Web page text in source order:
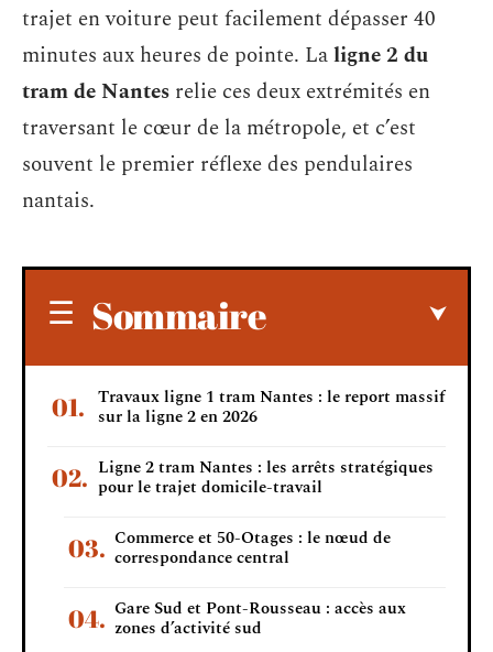
trajet en voiture peut facilement dépasser 40
minutes aux heures de pointe. Laligne 2 du
tram de Nantes relie ces deux extrémités en
traversant le cœur de la métropole, et c’est
souvent le premier réflexe des pendulaires
nantais.
Sommaire
Travaux ligne 1 tram Nantes : le report massif
sur la ligne 2 en 2026
Ligne 2 tram Nantes : les arrêts stratégiques
pour le trajet domicile-travail
Commerce et 50-Otages : le nœud de
correspondance central
Gare Sud et Pont-Rousseau : accès aux
zones d’activité sud